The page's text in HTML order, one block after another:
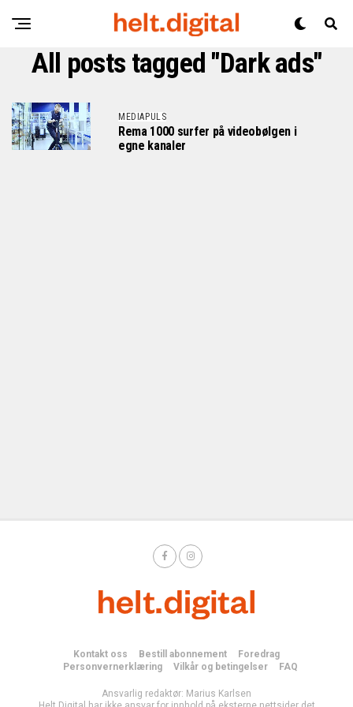
All posts tagged "Dark ads"
MEDIAPULS
Rema 1000 surfer på videobølgen i
egne kanaler
Kontakt oss Bestill abonnement
Foredrag
Personvernerklæring
Vilkår og betingelser FAQ
Ansvarlig redaktør: Marius Karlsen